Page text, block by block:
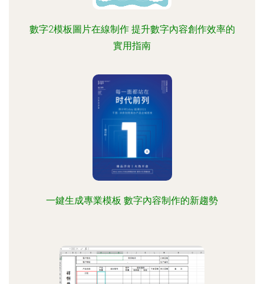
數字2模板圖片在線制作 提升數字內容創作效率的
實用指南
一鍵生成專業模板 數字內容制作的新趨勢